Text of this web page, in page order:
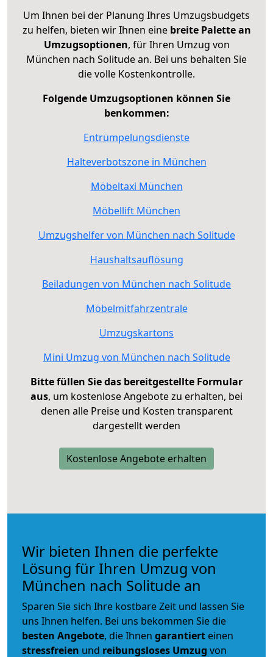
Um Ihnen bei der Planung Ihres Umzugsbudgets
zu helfen, bieten wir Ihnen eine breite Palette an
Umzugsoptionen, für Ihren Umzug von
München nach Solitude an. Bei uns behalten Sie
die volle Kostenkontrolle.
Folgende Umzugsoptionen können Sie
benkommen:
Entrümpelungsdienste
Halteverbotszone in München
Möbeltaxi München
Möbellift München
Umzugshelfer von München nach Solitude
Haushaltsauflösung
Beiladungen von München nach Solitude
Möbelmitfahrzentrale
Umzugskartons
Mini Umzug von München nach Solitude
Bitte füllen Sie das bereitgestellte Formular
aus, um kostenlose Angebote zu erhalten, bei
denen alle Preise und Kosten transparent
dargestellt werden
Kostenlose Angebote erhalten
Wir bieten Ihnen die perfekte
Lösung für Ihren Umzug von
München nach Solitude an
Sparen Sie sich Ihre kostbare Zeit und lassen Sie
uns Ihnen helfen. Bei uns bekommen Sie die
besten Angebote, die Ihnen garantiert einen
stressfreien und reibungsloses Umzug von